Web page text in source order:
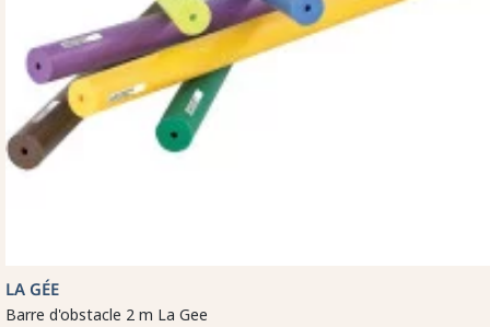
LA GÉE
Barre d'obstacle 2 m La Gee